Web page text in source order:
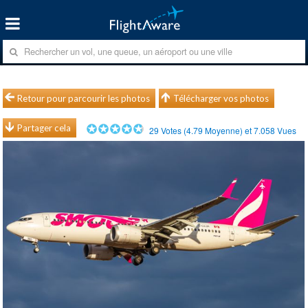
Retour pour parcourir les photos Télécharger vos photos
Partager cela 29 Votes (4.79 Moyenne) et7.058 Vues